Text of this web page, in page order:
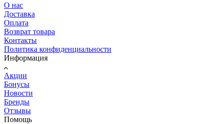
О нас
Доставка
Оплата
Возврат товара
Контакты
Политика конфиденциальности
Информация
Акции
Бонусы
Новости
Бренды
Отзывы
Помощь